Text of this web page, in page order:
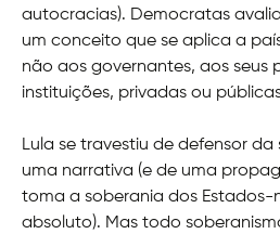
autocracias). Democratas
um conceito que se aplica a
não aos governantes, aos seus
instituições, privadas ou
Lula se travestiu de defensor
uma narrativa (e de uma
toma a soberania dos
absoluto). Mas todo